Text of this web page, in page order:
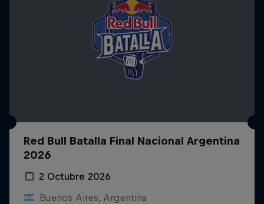
Red Bull Batalla Final Nacional Argentina
2026
2 Octubre 2026
Buenos Aires, Argentina